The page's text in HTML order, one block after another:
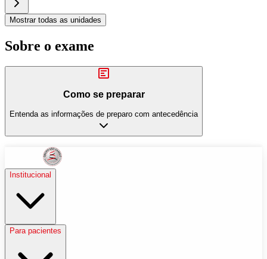
Mostrar todas as unidades
Sobre o exame
Como se preparar
Entenda as informações de preparo com antecedência
Institucional
Para pacientes